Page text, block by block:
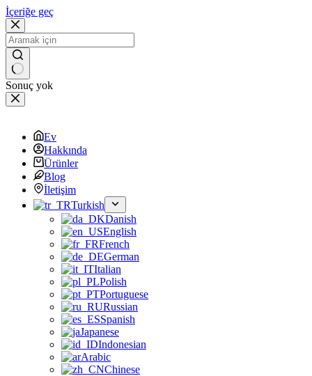
İçeriğe geç
Sonuç yok
Ev
Hakkında
Ürünler
Blog
İletişim
Turkish
Danish
English
French
German
Italian
Polish
Portuguese
Russian
Spanish
Japanese
Indonesian
Arabic
Chinese